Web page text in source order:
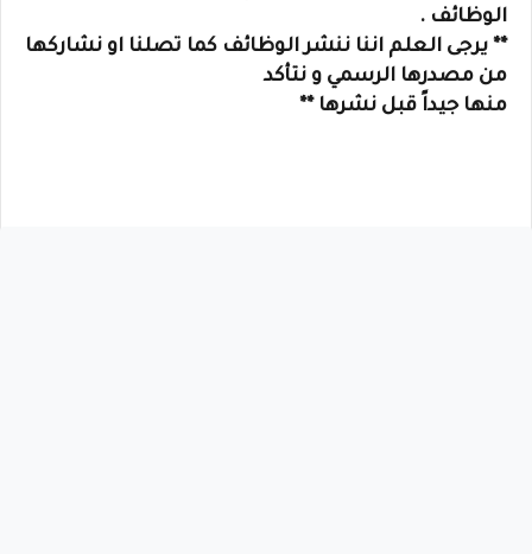
الوظائف .
** يرجى العلم اننا ننشر الوظائف كما تصلنا او نشاركها
من مصدرها الرسمي و نتأكد
منها جيداً قبل نشرها **